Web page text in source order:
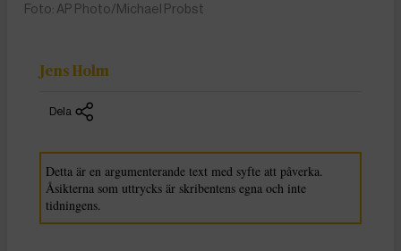
Foto: AP Photo/Michael Probst
Jens Holm
Dela
Detta är en argumenterande text med syfte att påverka.
Åsikterna som uttrycks är skribentens egna och inte
tidningens.